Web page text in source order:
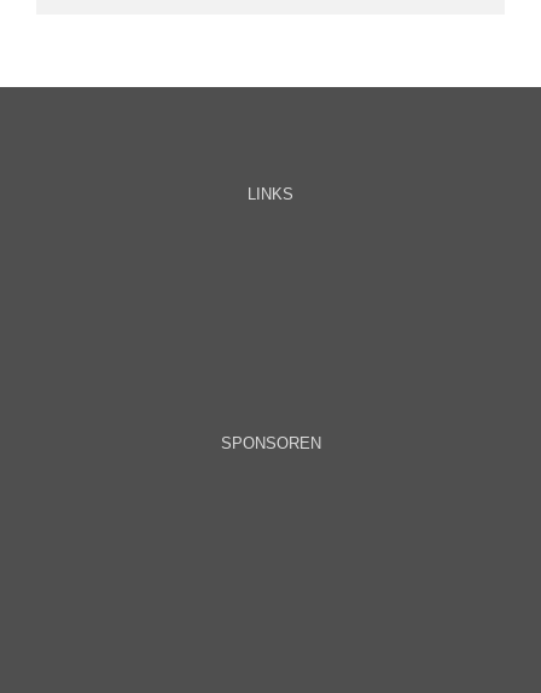
LINKS
SPONSOREN